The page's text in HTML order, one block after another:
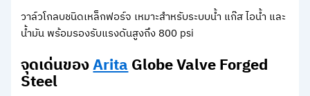
วาล์วโกลบชนิดเหล็กฟอร์จ เหมาะสำหรับระบบน้ำ แก๊ส ไอน้ำ และ
น้ำมัน พร้อมรองรับแรงดันสูงถึง 800 psi
จุดเด่นของAritaGlobe Valve Forged
Steel